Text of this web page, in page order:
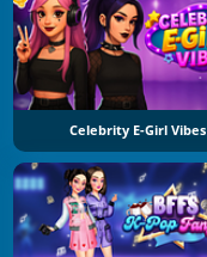
Celebrity E-Girl Vibes